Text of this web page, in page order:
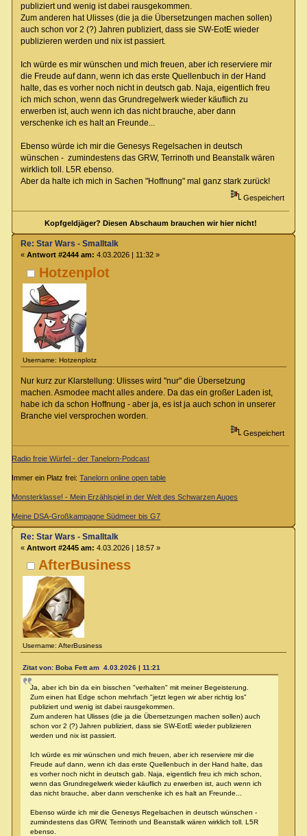
publiziert und wenig ist dabei rausgekommen.
Zum anderen hat Ulisses (die ja die Übersetzungen machen sollen)
auch schon vor 2 (?) Jahren publiziert, dass sie SW-EotE wieder
publizieren werden und nix ist passiert.
Ich würde es mir wünschen und mich freuen, aber ich reserviere mir
die Freude auf dann, wenn ich das erste Quellenbuch in der Hand
halte, das es vorher noch nicht in deutsch gab. Naja, eigentlich freu
ich mich schon, wenn das Grundregelwerk wieder käuflich zu
erwerben ist, auch wenn ich das nicht brauche, aber dann
verschenke ich es halt an Freunde...
Ebenso würde ich mir die Genesys Regelsachen in deutsch
wünschen - zumindestens das GRW, Terrinoth und Beanstalk wären
wirklich toll. L5R ebenso.
Aber da halte ich mich in Sachen "Hoffnung" mal ganz stark zurück!
Gespeichert
Kopfgeldjäger? Diesen Abschaum brauchen wir hier nicht!
Hotzenplot
Username: Hotzenplotz
Re: Star Wars - Smalltalk
« Antwort #2444 am: 4.03.2026 | 11:32 »
Nur kurz zur Klarstellung: Ulisses wird "nur" die Übersetzung
machen. Asmodee macht alles andere. Da das ein großer Laden ist,
habe ich da schon Hoffnung - aber ja, es ist ja auch schon in unserer
Branche viel versprochen worden.
Gespeichert
Radio freie Würfel - der Tanelorn-Podcast
Immer ein Platz frei:Tanelorn online open table
Monsterklasse! - Mein Erzählspiel in der Welt des Schwarzen Auges
Meine DSA-Großkampagne Südmeer bis G7
AfterBusiness
Username: AfterBusiness
Re: Star Wars - Smalltalk
« Antwort #2445 am: 4.03.2026 | 18:57 »
Zitat von: Boba Fett am 4.03.2026 | 11:21
Ja, aber ich bin da ein bisschen "verhalten" mit meiner Begeisterung.
Zum einen hat Edge schon mehrfach "jetzt legen wir aber richtig los"
publiziert und wenig ist dabei rausgekommen.
Zum anderen hat Ulisses (die ja die Übersetzungen machen sollen) auch
schon vor 2 (?) Jahren publiziert, dass sie SW-EotE wieder publizieren
werden und nix ist passiert.
Ich würde es mir wünschen und mich freuen, aber ich reserviere mir die
Freude auf dann, wenn ich das erste Quellenbuch in der Hand halte, das
es vorher noch nicht in deutsch gab. Naja, eigentlich freu ich mich schon,
wenn das Grundregelwerk wieder käuflich zu erwerben ist, auch wenn ich
das nicht brauche, aber dann verschenke ich es halt an Freunde...
Ebenso würde ich mir die Genesys Regelsachen in deutsch wünschen -
zumindestens das GRW, Terrinoth und Beanstalk wären wirklich toll. L5R
ebenso.